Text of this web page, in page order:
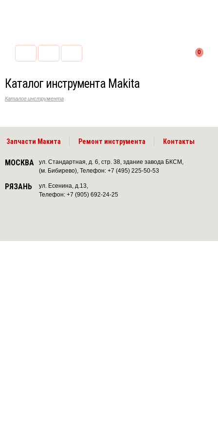
0
Каталог инструмента Makita
Каталог инструмента
Запчасти Макита Ремонт инструмента Контакты
МОСКВА
ул. Стандартная, д. 6, стр. 38, здание завода БКСМ,
(м. Бибирево), Телефон: +7 (495) 225-50-53
РЯЗАНЬ
ул. Есенина, д.13,
Телефон: +7 (905) 692-24-25